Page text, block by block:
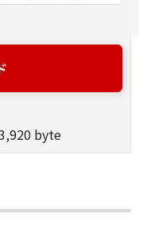
ノン製品」を利
ン製品」に直接
フトウェア」を
おいて表示す
くは実行する
す。）するため
byte